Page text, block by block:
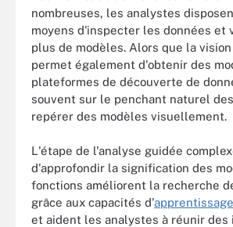
nombreuses, les analystes
moyens d'inspecter les données et
plus de modèles. Alors que la
permet également d'obtenir des
plateformes de découverte de
souvent sur le penchant naturel
repérer des modèles visuellement.
L'étape de l'analyse guidée
d'approfondir la signification des
fonctions améliorent la recherche
grâce aux capacités d'
et aident les analystes à réunir des